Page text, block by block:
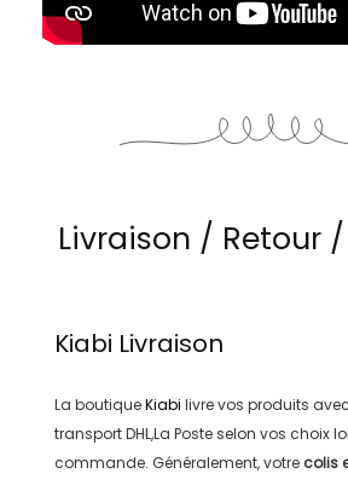
Livraison / Retour
Kiabi Livraison
La boutiqueKiabi livre vos produits
transportDHL,La Posteselon vos choix
commande. Généralement, votre colis